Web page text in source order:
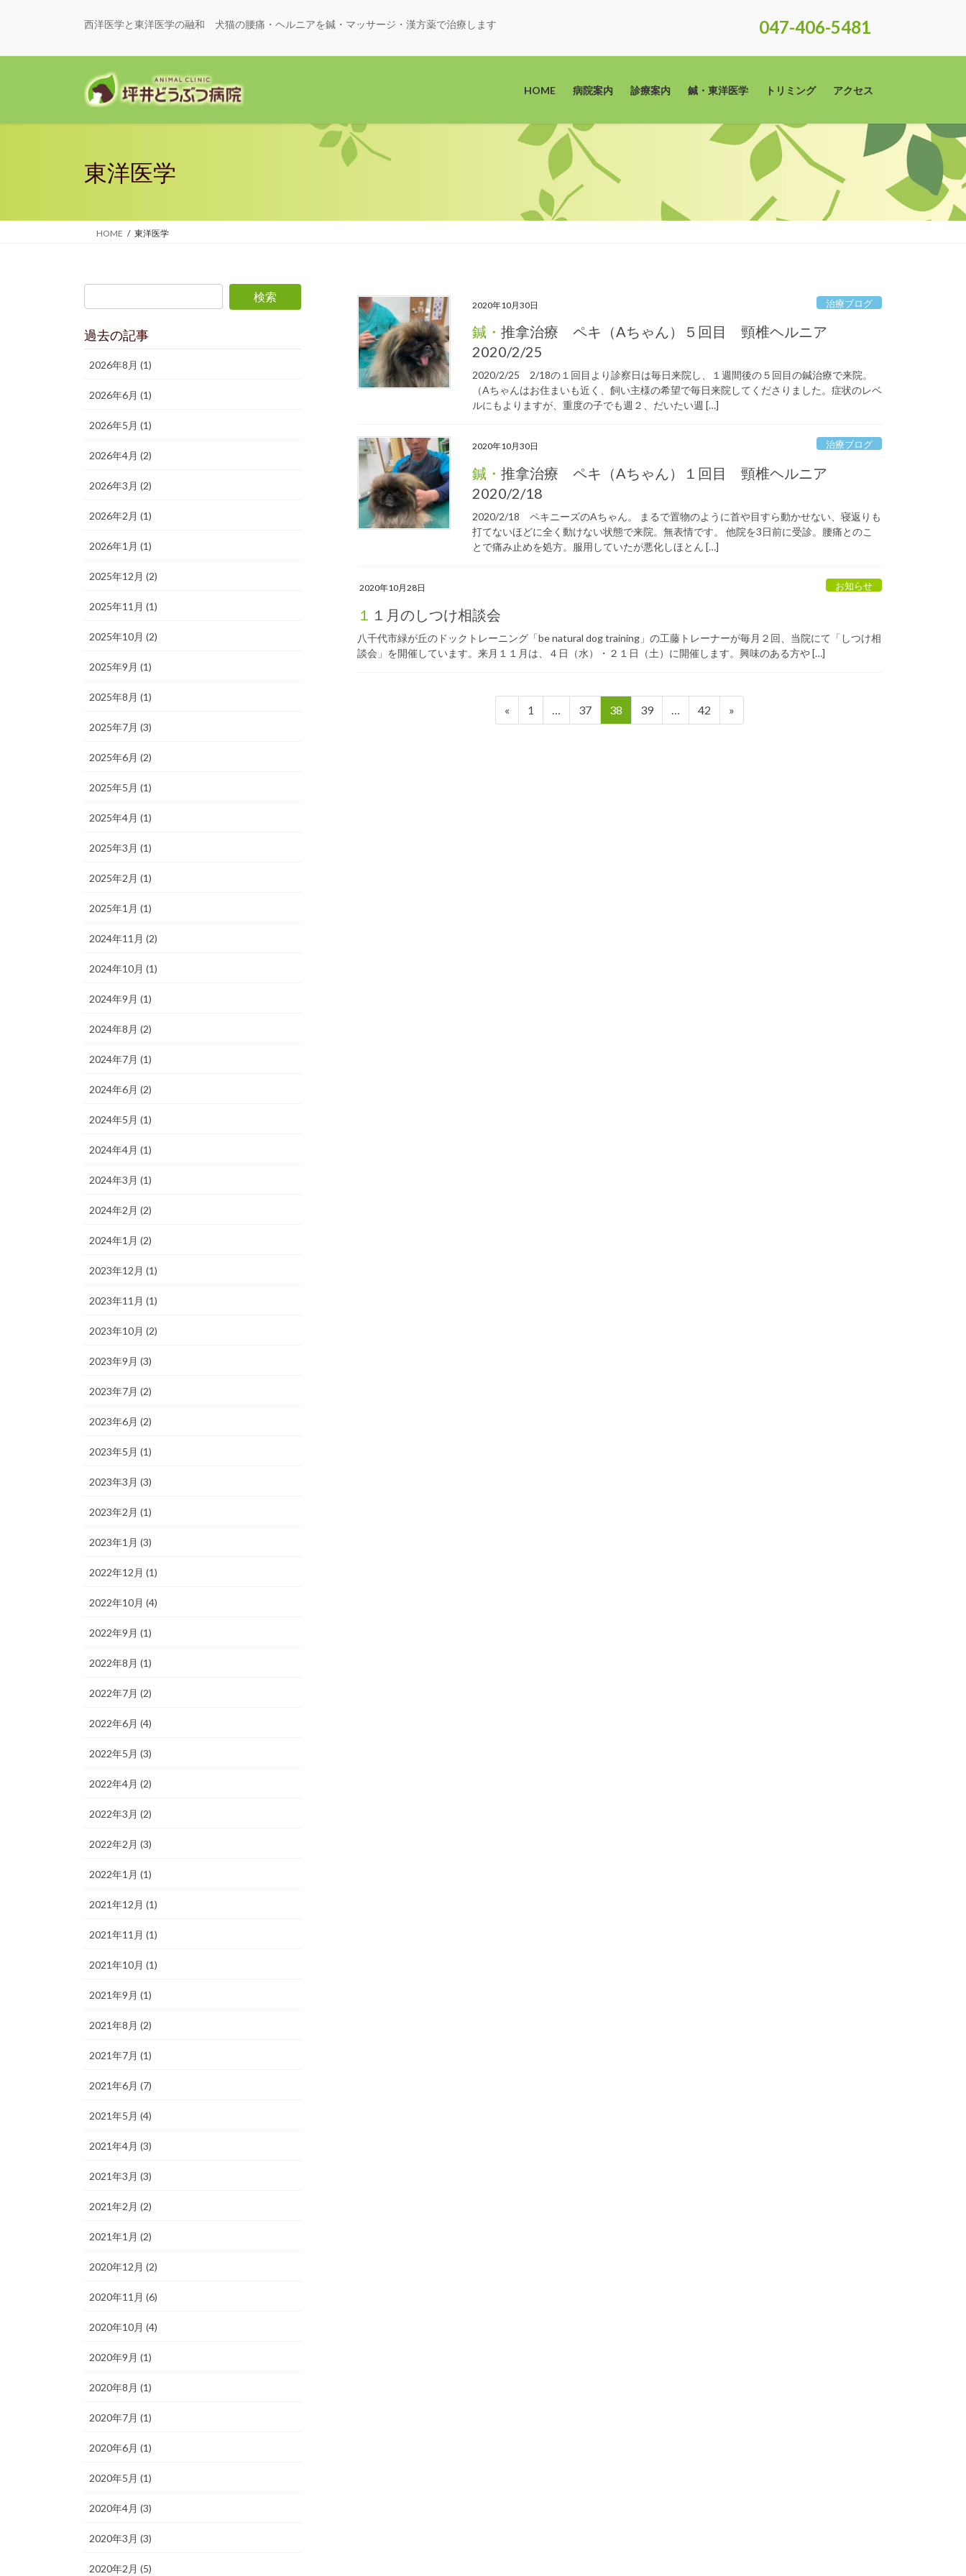
ン
動
ー
に
西洋医学と東洋医学の融和 犬猫の腰痛・ヘルニアを鍼・マッサージ・漢方薬で治療します 047-406-5481
HOME 病院案内 診療案内 鍼・東洋医学 トリミング アクセス
東洋医学
HOME 東洋医学
2020年10月30日 治療ブログ
鍼・推拿治療 ペキ（Aちゃん）５回目 頸椎ヘルニア
2020/2/25
2020/2/25 2/18の１回目より診察日は毎日来院し、１週間後の５回目の鍼治療で来院。
（Aちゃんはお住まいも近く、飼い主様の希望で毎日来院してくださりました。症状のレベ
ルにもよりますが、重度の子でも週２、だいたい週 […]
2020年10月30日 治療ブログ
鍼・推拿治療 ペキ（Aちゃん）１回目 頸椎ヘルニア
2020/2/18
2020/2/18 ペキニーズのAちゃん。 まるで置物のように首や目すら動かせない、寝返りも
打てないほどに全く動けない状態で来院。無表情です。 他院を3日前に受診。腰痛とのこ
とで痛み止めを処方。服用していたが悪化しほとん […]
2020年10月28日 お知らせ
１１月のしつけ相談会
八千代市緑が丘のドックトレーニング「be natural dog training」の工藤トレーナーが毎月２回、当院にて「しつけ相
談会」を開催しています。来月１１月は、４日（水）・２１日（土）に開催します。興味のある方や […]
«
ペ
ー
1 …
ペ
ー
37
ペ
ー
38
ペ
ー
39 …
ペ
ー
42 »
過去の記事
2026年8月 (1)
2026年6月 (1)
2026年5月 (1)
2026年4月 (2)
2026年3月 (2)
2026年2月 (1)
2026年1月 (1)
2025年12月 (2)
2025年11月 (1)
2025年10月 (2)
2025年9月 (1)
2025年8月 (1)
2025年7月 (3)
2025年6月 (2)
2025年5月 (1)
2025年4月 (1)
2025年3月 (1)
2025年2月 (1)
2025年1月 (1)
2024年11月 (2)
2024年10月 (1)
2024年9月 (1)
2024年8月 (2)
2024年7月 (1)
2024年6月 (2)
2024年5月 (1)
2024年4月 (1)
2024年3月 (1)
2024年2月 (2)
2024年1月 (2)
2023年12月 (1)
2023年11月 (1)
2023年10月 (2)
2023年9月 (3)
2023年7月 (2)
2023年6月 (2)
2023年5月 (1)
2023年3月 (3)
2023年2月 (1)
2023年1月 (3)
2022年12月 (1)
2022年10月 (4)
2022年9月 (1)
2022年8月 (1)
2022年7月 (2)
2022年6月 (4)
2022年5月 (3)
2022年4月 (2)
2022年3月 (2)
2022年2月 (3)
2022年1月 (1)
2021年12月 (1)
2021年11月 (1)
2021年10月 (1)
2021年9月 (1)
2021年8月 (2)
2021年7月 (1)
2021年6月 (7)
2021年5月 (4)
2021年4月 (3)
2021年3月 (3)
2021年2月 (2)
2021年1月 (2)
2020年12月 (2)
2020年11月 (6)
2020年10月 (4)
2020年9月 (1)
2020年8月 (1)
2020年7月 (1)
2020年6月 (1)
2020年5月 (1)
2020年4月 (3)
2020年3月 (3)
2020年2月 (5)